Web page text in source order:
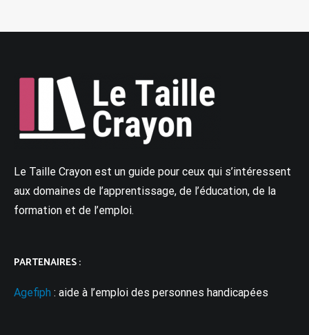
Le Taille Crayon est un guide pour ceux qui s’intéressent
aux domaines de l’apprentissage, de l’éducation, de la
formation et de l’emploi.
PARTENAIRES :
Agefiph : aide à l’emploi des personnes handicapées